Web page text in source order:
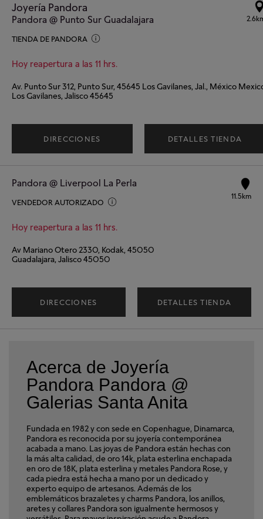
Joyería Pandora
Pandora @ Punto Sur Guadalajara
TIENDA DE PANDORA
Hoy reapertura a las 11 hrs.
Av. Punto Sur 312, Punto Sur, 45645 Los Gavilanes, Jal., México
Los Gavilanes, Jalisco 45645
DIRECCIONES DETALLES TIENDA
Pandora @ Liverpool La Perla
VENDEDOR AUTORIZADO
Hoy reapertura a las 11 hrs.
11.5km
Av Mariano Otero 2330, Kodak, 45050
Guadalajara, Jalisco 45050
DIRECCIONES DETALLES TIENDA
Acerca de Joyería
Pandora Pandora @
Galerias Santa Anita
Fundada en 1982 y con sede en Copenhague, Dinamarca,
Pandora es reconocida por su joyería contemporánea
acabada a mano. Las joyas de Pandora están hechas con
la más alta calidad, de oro 14k, plata esterlina enchapada
en oro de 18K, plata esterlina y metales Pandora Rose, y
cada piedra está hecha a mano por un dedicado y
experto equipo de artesanos. Además de los
emblemáticos brazaletes y charms Pandora, los anillos,
aretes y collares Pandora son igualmente hermosos y